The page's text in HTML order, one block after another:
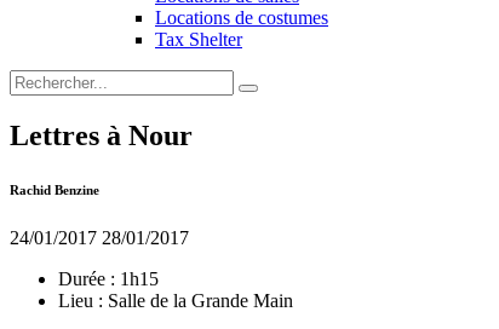
Locations de costumes
Tax Shelter
Lettres à Nour
Rachid Benzine
24/01/2017 28/01/2017
Durée : 1h15
Lieu : Salle de la Grande Main